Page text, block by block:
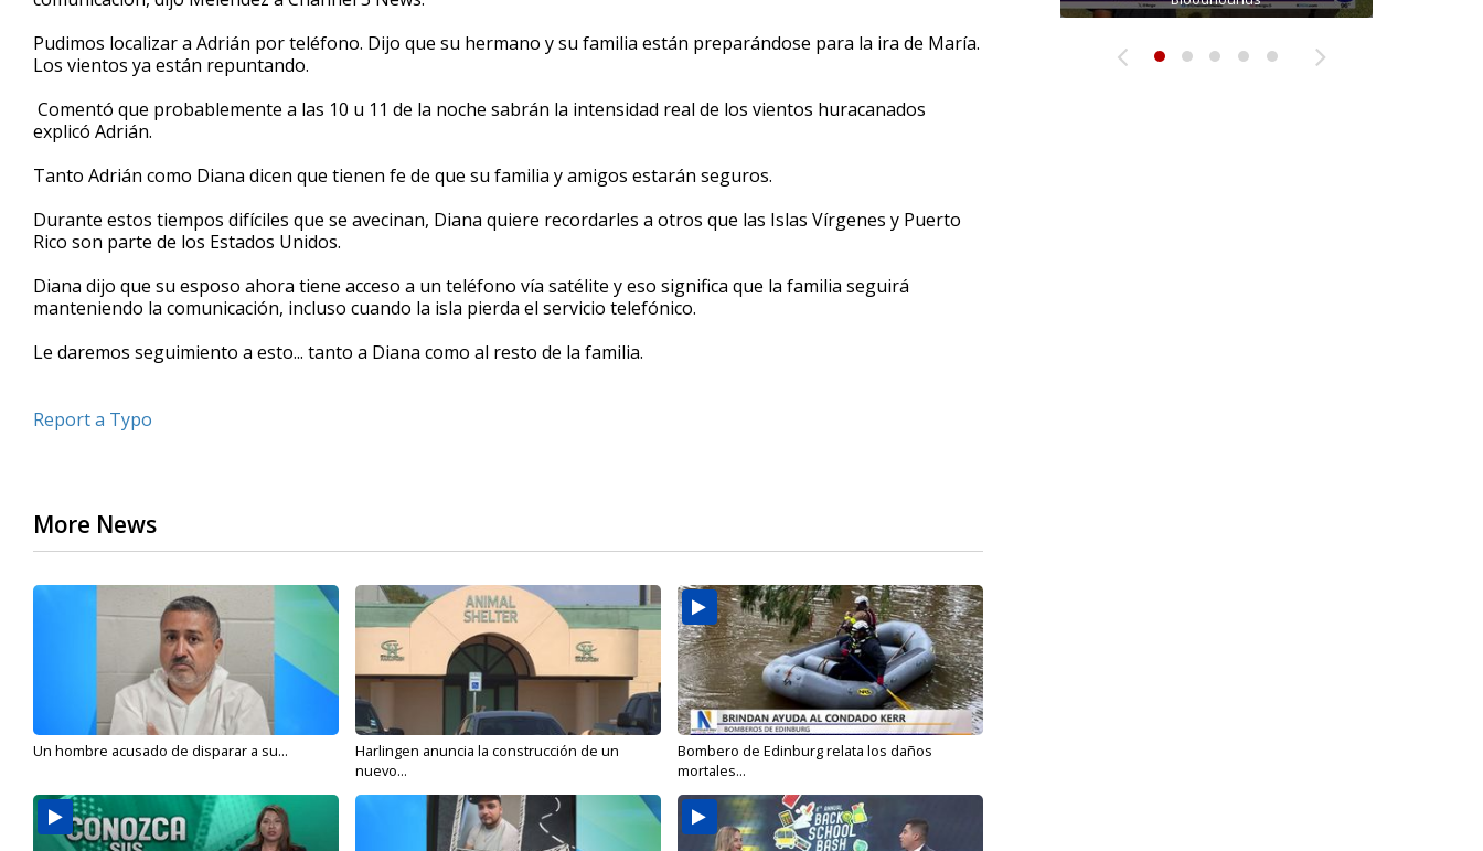
Pudimos localizar a Adrián por teléfono. Dijo que su hermano y su familia están preparándose para la ira de María.
Los vientos ya están repuntando.
Comentó que probablemente a las 10 u 11 de la noche sabrán la intensidad real de los vientos huracanados
explicó Adrián.
Tanto Adrián como Diana dicen que tienen fe de que su familia y amigos estarán seguros.
Durante estos tiempos difíciles que se avecinan, Diana quiere recordarles a otros que las Islas Vírgenes y Puerto
Rico son parte de los Estados Unidos.
Diana dijo que su esposo ahora tiene acceso a un teléfono vía satélite y eso significa que la familia seguirá
manteniendo la comunicación, incluso cuando la isla pierda el servicio telefónico.
Le daremos seguimiento a esto... tanto a Diana como al resto de la familia.
Report a Typo
More News
Un hombre acusado de disparar a su...
Harlingen anuncia la construcción de un
nuevo...
Bombero de Edinburg relata los daños
mortales...